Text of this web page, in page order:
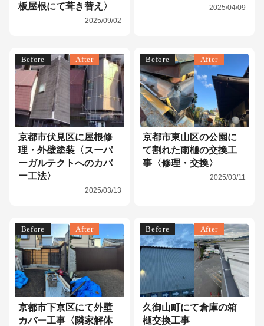
板屋根にて葺き替え〉
2025/09/02
2025/04/09
Before After
京都市伏見区に屋根修
理・外壁塗装〈スーパ
ーガルテクトへのカバ
ー工法〉
2025/03/13
Before After
京都市東山区の公園に
て割れた雨樋の交換工
事〈修理・交換〉
2025/03/11
Before After
京都市下京区にて外壁
カバー工事〈隣家解体
Before After
久御山町にて倉庫の箱
樋交換工事